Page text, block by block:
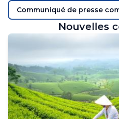
Communiqué de presse
Nouvelles